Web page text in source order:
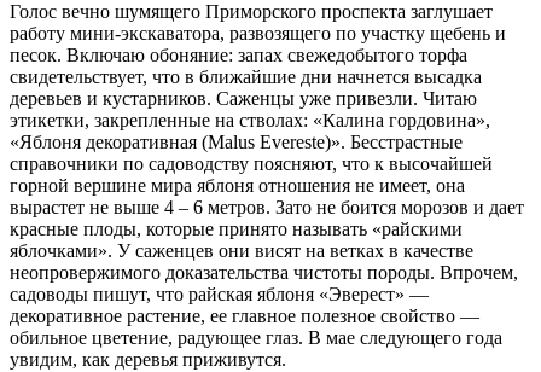
Голос вечно шумящего Приморского проспекта заглушает
работу мини-экскаватора, развозящего по участку щебень и
песок. Включаю обоняние: запах свежедобытого торфа
свидетельствует, что в ближайшие дни начнется высадка
деревьев и кустарников. Саженцы уже привезли. Читаю
этикетки, закрепленные на стволах: «Калина гордовина»,
«Яблоня декоративная (Malus Evereste)». Бесстрастные
справочники по садоводству поясняют, что к высочайшей
горной вершине мира яблоня отношения не имеет, она
вырастет не выше 4 – 6 метров. Зато не боится морозов и дает
красные плоды, которые принято называть «райскими
яблочками». У саженцев они висят на ветках в качестве
неопровержимого доказательства чистоты породы. Впрочем,
садоводы пишут, что райская яблоня «Эверест» —
декоративное растение, ее главное полезное свойство —
обильное цветение, радующее глаз. В мае следующего года
увидим, как деревья приживутся.